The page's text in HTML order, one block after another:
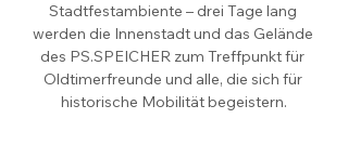
Stadtfestambiente – drei Tage lang
werden die Innenstadt und das Gelände
des PS.SPEICHER zum Treffpunkt für
Oldtimerfreunde und alle, die sich für
historische Mobilität begeistern.